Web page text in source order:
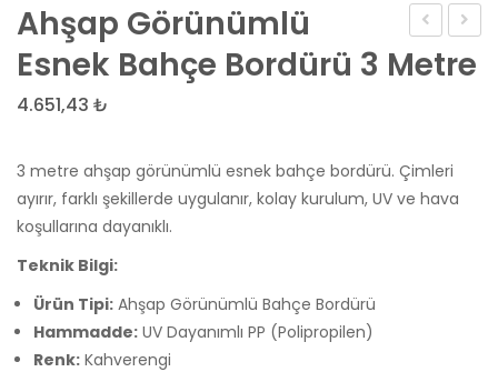
Antrasit
Gri
10
MetreYer
Ahşap Görünümlü
Esnek Bahçe Bordürü 3 Metre
4.651,43 ₺
3 metre ahşap görünümlü esnek bahçe bordürü. Çimleri
ayırır, farklı şekillerde uygulanır, kolay kurulum, UV ve hava
koşullarına dayanıklı.
Teknik Bilgi:
Ürün Tipi: Ahşap Görünümlü Bahçe Bordürü
Hammadde: UV Dayanımlı PP (Polipropilen)
Renk: Kahverengi